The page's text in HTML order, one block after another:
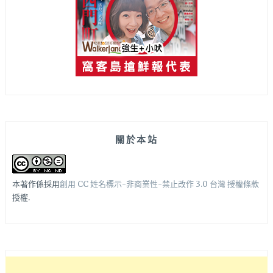
關於本站
本著作係採用創用 CC 姓名標示-非商業性-禁止改作 3.0 台灣 授權條款
授權.